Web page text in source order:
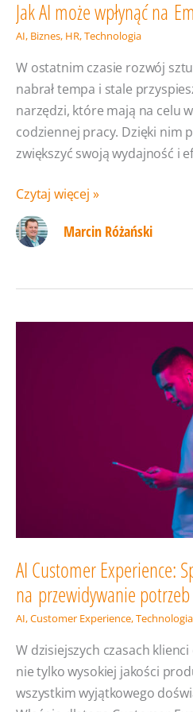
Jak AI może wpłynąć na
AI, Biznes, HR,Technologia
W ostatnim czasie rozwój
nabrał tempa i stale
narzędzi, które mają na celu
codziennej pracy. Dzięki nim
zwiększyć swoją wydajność i
Jak
AI
może
Czytaj więcej »
Marcin Różański
AI Customer Experience:
na przewidywanie
AI,Customer Experience,Technologia
W dzisiejszych czasach
nie tylko wysokiej jakości
wszystkim wyjątkowego